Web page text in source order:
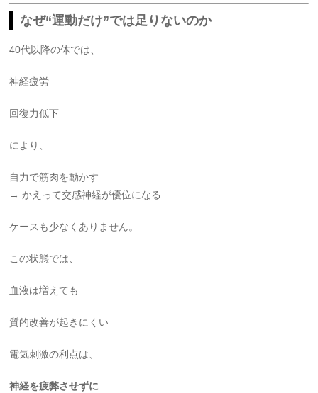
なぜ“運動だけ”では足りないのか
40代以降の体では、
神経疲労
回復力低下
により、
自力で筋肉を動かす
→ かえって交感神経が優位になる
ケースも少なくありません。
この状態では、
血液は増えても
質的改善が起きにくい
電気刺激の利点は、
神経を疲弊させずに